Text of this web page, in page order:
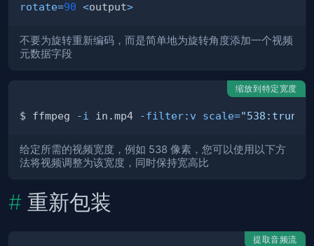
rotate=90 <output>
不要为旋转重新编码，而是简单地为旋转角度添加一个视频
元数据字段
缩放到特定宽度
$ ffmpeg -i in.mp4 -filter:v scale=
给定所需的视频宽度，例如 538 像素，您可以使用以下方
法将视频调整为该宽度，同时保持宽高比
重新包装
提取音频流